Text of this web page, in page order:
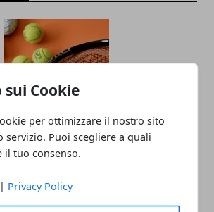
sui Cookie
per ottimizzare il nostro sito
servizio. Puoi scegliere a quali
il tuo consenso.
| Privacy Policy
una racchetta da
e suggerimenti